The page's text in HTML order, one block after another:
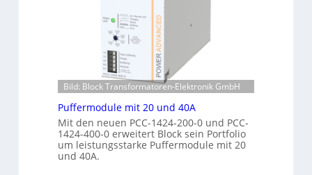
R
e
c
h
e
n
e
n
t
r
ü
r
C
r
i
m
p
w
e
r
k
:
I
n
v
e
s
t
i
t
i
o
Bild: Block Transformatoren-Elektronik GmbH
Puffermodule mit 20 und 40A
Mit den neuen PCC-1424-200-0 und PCC-
1424-400-0 erweitert Block sein Portfolio
um leistungsstarke Puffermodule mit 20
und 40A.